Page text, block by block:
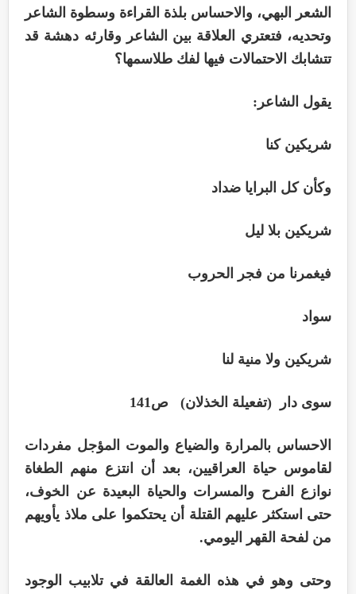
الشعر البهي، والاحساس بلذة القراءة وسطوة الشاعر
وتحديه، فتعتري العلاقة بين الشاعر وقارئه دهشة قد
تتشابك الاحتمالات فيها لفك طلاسمها؟
يقول الشاعر:
شريكين كنا
وكأن كل البرايا ضداد
شريكين بلا ليل
فيغمرنا من فجر الحروب
سواد
شريكين ولا منية لنا
سوى دار (تفعيلة الخذلان) ص141
الاحساس بالمرارة والضياع والموت المؤجل مفردات
لقاموس حياة العراقيين، بعد أن انتزع منهم الطغاة
نوازع الفرح والمسرات والحياة البعيدة عن الخوف،
حتى استكثر عليهم القتلة أن يحتكموا على ملاذ يأويهم
من لفحة القهر اليومي.
وحتى وهو في هذه الغمة العالقة في تلابيب الوجود